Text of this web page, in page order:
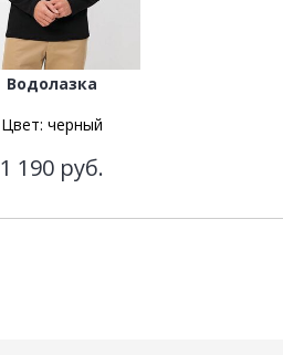
Водолазка
Цвет: черный
1 190 руб.